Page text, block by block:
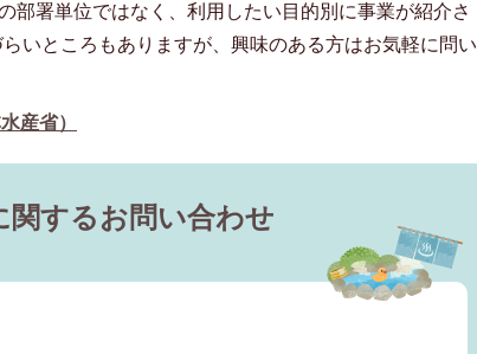
部署単位ではなく、利用したい目的別に事業が紹介さ
いところもありますが、興味のある方はお気軽に問い
産省）
関するお問い合わせ